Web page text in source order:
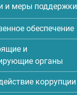
и меры поддержки
обеспечение
и
органы
коррупции